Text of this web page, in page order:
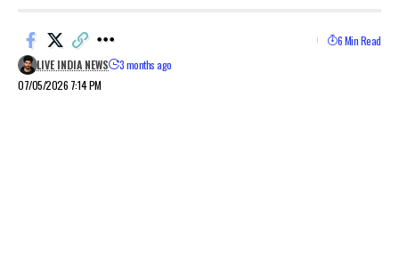
07/05/2026 7:14 PM
LIVE INDIA NEWS 3 months ago
6 Min Read